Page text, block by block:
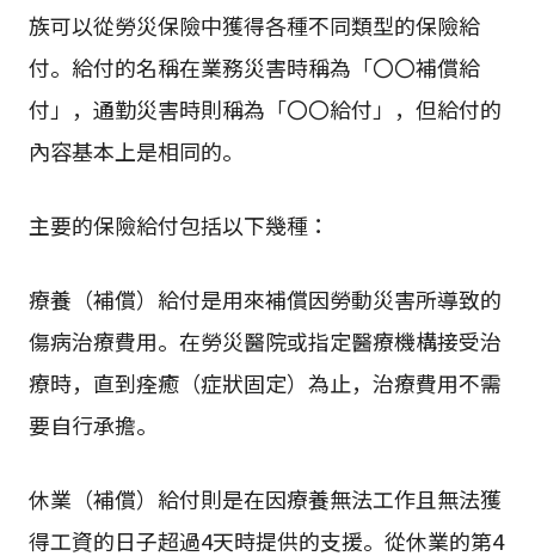
族可以從勞災保險中獲得各種不同類型的保險給
付。給付的名稱在業務災害時稱為「〇〇補償給
付」，通勤災害時則稱為「〇〇給付」，但給付的
內容基本上是相同的。
主要的保險給付包括以下幾種：
療養（補償）給付是用來補償因勞動災害所導致的
傷病治療費用。在勞災醫院或指定醫療機構接受治
療時，直到痊癒（症狀固定）為止，治療費用不需
要自行承擔。
休業（補償）給付則是在因療養無法工作且無法獲
得工資的日子超過4天時提供的支援。從休業的第4